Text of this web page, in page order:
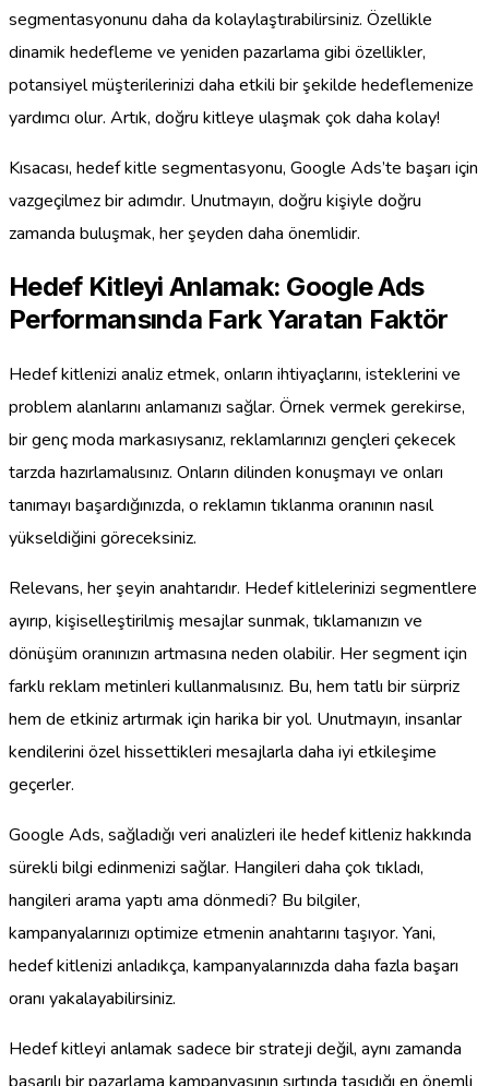
segmentasyonunu daha da kolaylaştırabilirsiniz. Özellikle
dinamik hedefleme ve yeniden pazarlama gibi özellikler,
potansiyel müşterilerinizi daha etkili bir şekilde hedeflemenize
yardımcı olur. Artık, doğru kitleye ulaşmak çok daha kolay!
Kısacası, hedef kitle segmentasyonu, Google Ads’te başarı için
vazgeçilmez bir adımdır. Unutmayın, doğru kişiyle doğru
zamanda buluşmak, her şeyden daha önemlidir.
Hedef Kitleyi Anlamak: Google Ads
Performansında Fark Yaratan Faktör
Hedef kitlenizi analiz etmek, onların ihtiyaçlarını, isteklerini ve
problem alanlarını anlamanızı sağlar. Örnek vermek gerekirse,
bir genç moda markasıysanız, reklamlarınızı gençleri çekecek
tarzda hazırlamalısınız. Onların dilinden konuşmayı ve onları
tanımayı başardığınızda, o reklamın tıklanma oranının nasıl
yükseldiğini göreceksiniz.
Relevans, her şeyin anahtarıdır. Hedef kitlelerinizi segmentlere
ayırıp, kişiselleştirilmiş mesajlar sunmak, tıklamanızın ve
dönüşüm oranınızın artmasına neden olabilir. Her segment için
farklı reklam metinleri kullanmalısınız. Bu, hem tatlı bir sürpriz
hem de etkiniz artırmak için harika bir yol. Unutmayın, insanlar
kendilerini özel hissettikleri mesajlarla daha iyi etkileşime
geçerler.
Google Ads, sağladığı veri analizleri ile hedef kitleniz hakkında
sürekli bilgi edinmenizi sağlar. Hangileri daha çok tıkladı,
hangileri arama yaptı ama dönmedi? Bu bilgiler,
kampanyalarınızı optimize etmenin anahtarını taşıyor. Yani,
hedef kitlenizi anladıkça, kampanyalarınızda daha fazla başarı
oranı yakalayabilirsiniz.
Hedef kitleyi anlamak sadece bir strateji değil, aynı zamanda